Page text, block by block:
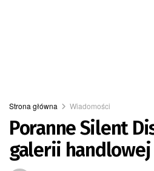
Strona główna Wiadomości
Poranne Silent
galerii handlowej